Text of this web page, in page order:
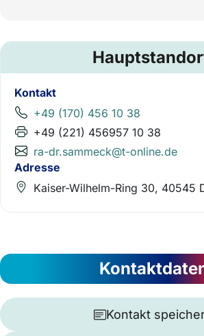
Kontakt
+49 (170) 456 10 38
+49 (221) 456957 10 38
ra-dr.sammeck@t-online.de
Adresse
Kaiser-Wilhelm-Ring 30, 40545
Kontakt